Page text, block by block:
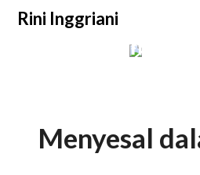
Rini Inggriani
Rini
Menyesal